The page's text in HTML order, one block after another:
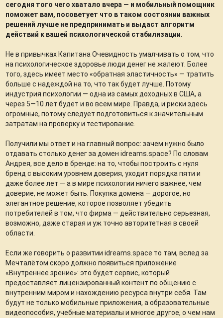
сегодня того чего хватало вчера — и мобильный помощник
поможет вам, посоветует что в таком состоянии важных
решений лучше не предпринимать и выдаст алгоритм
действий к вашей психологической стабилизации.
Не в привычках Капитана Очевидность умалчивать о том, что
на психологическое здоровье люди денег не жалеют. Более
того, здесь имеет место «обратная эластичность» — тратить
больше с надеждой на то, что так будет лучше. Потому
индустрия психологии — одна из самых доходных в США, а
через 5—10 лет будет и во всем мире. Правда, и риски здесь
огромные, потому следует подготовиться к значительным
затратам на проверку и тестирование.
Получили мы ответ и на главный вопрос: зачем нужно было
отдавать столько денег за домен idreams.space? По словам
Андрея, все дело в бренде: на то, чтобы построить с нуля
бренд с высоким уровнем доверия, уходит порядка пяти и
даже более лет — а в мире психологии ничего важнее, чем
доверие, не может быть. Покупка домена — дорогое, но
элегантное решение, которое позволяет убедить
потребителей в том, что фирма — действительно серьезная,
возможно, даже старая и уж точно авторитетная в своей
области.
Если же говорить о развитии idreams.space то там, вслед за
Мечталётом скоро должно появиться приложение
«Внутреннее зрение»: это будет сервис, который
предоставляет лицензированный контент по общению с
внутренним миром и нахождению ресурса внутри себя. Там
будут не только мобильные приложения, а образовательные
видеопособия, учебные материалы и многое другое, о чем нам